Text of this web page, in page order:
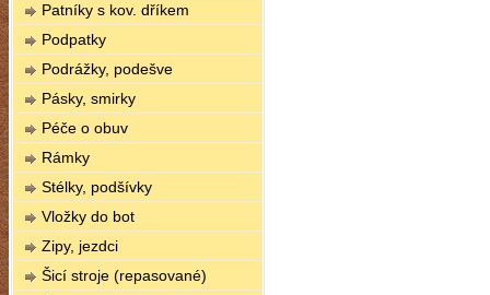
Patníky s kov. dříkem
Podpatky
Podrážky, podešve
Pásky, smirky
Péče o obuv
Rámky
Stélky, podšívky
Vložky do bot
Zipy, jezdci
Šicí stroje (repasované)